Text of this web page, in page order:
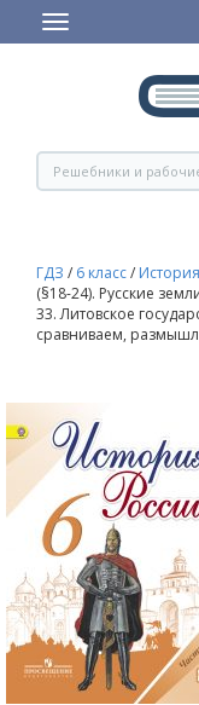
ГДЗ / 6 класс/ История
(§18-24). Русские
33. Литовское
сравниваем,